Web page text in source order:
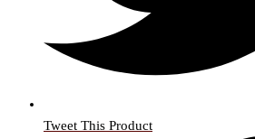
Tweet This Product